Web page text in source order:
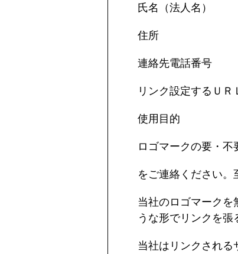
氏名（法人名）
住所
連絡先電話番号
リンク設定するＵＲ
使用目的
ロゴマークの要・不
をご連絡ください。
当社のロゴマークを
うな形でリンクを張
当社はリンクされる